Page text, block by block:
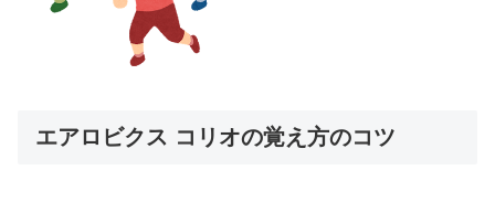
エアロビクス コリオの覚え方のコツ